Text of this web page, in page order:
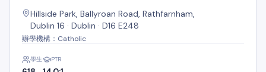
Hillside Park, Ballyroan Road, Rathfarnham,
Dublin 16 · Dublin · D16 E248
辦學機構：Catholic
學生 PTR